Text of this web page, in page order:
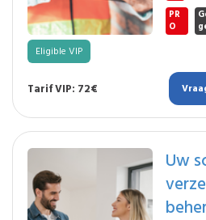
PR
O
Eligible VIP
Tarif VIP: 72€
Uw